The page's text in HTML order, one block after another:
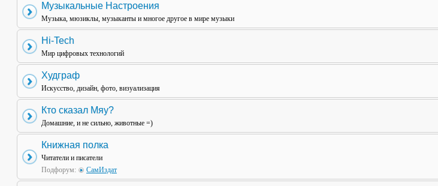
Музыкальные Настроения
Музыка, мюзиклы, музыканты и многое другое в мире музыки
Hi-Tech
Мир цифровых технологий
Худграф
Искусство, дизайн, фото, визуализация
Кто сказал Мяу?
Домашние, и не сильно, животные =)
Книжная полка
Читатели и писатели
Подфорум:
СамИздат